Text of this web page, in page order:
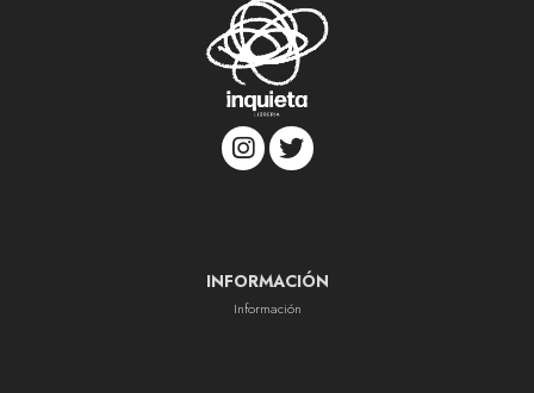
INFORMACIÓN
Información